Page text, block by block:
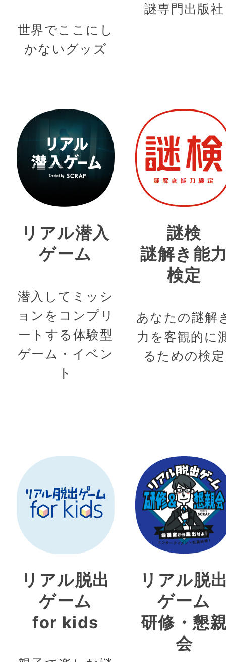
世界でここにし
かないグッズ
謎専門出版社
リアル潜入
ゲーム
潜入してミッシ
ョンをコンプリ
ートする体験型
ゲーム・イベン
ト
謎検
謎解き能
検定
あなたの謎解
力を客観的に
るための検定
リアル脱出
ゲーム
for kids
リアル脱
ゲーム
研修・懇
会